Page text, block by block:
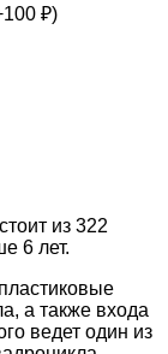
100 ₽)
из 322
6 лет.
а также входа
ведет один из